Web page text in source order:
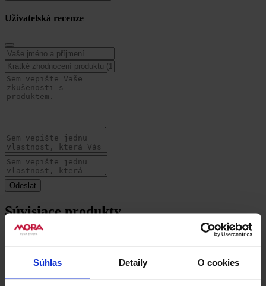
Súhlas Detaily O cookies
Uživatelská recenze
Súvisiace produkty